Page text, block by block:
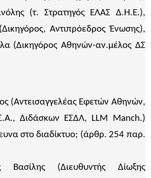
(τ. Στρατηγός ΕΛΑΣ Δ.Η.Ε.),
Αντιπρόεδρος Ένωσης),
(Δικηγόρος Αθηνών-αν.μέλος ΔΣ
(Αντεισαγγελέας Εφετών Αθηνών,
Διδάσκων ΕΣΔΛ, LLM Manch.)
στο διαδίκτυο; (άρθρ. 254 παρ.
(Διευθυντής Δίωξης